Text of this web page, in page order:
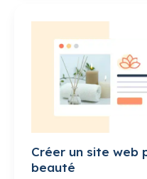
Créer un site web
beauté